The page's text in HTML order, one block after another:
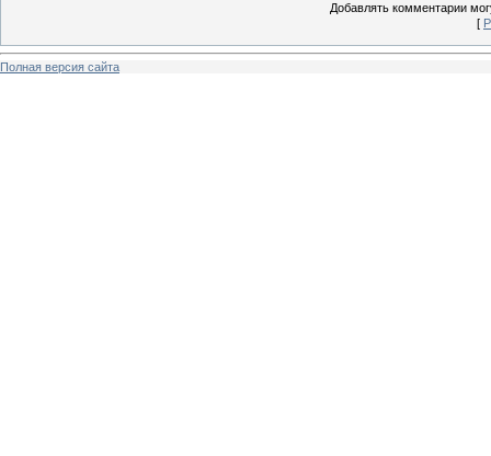
Добавлять комментарии
[
Полная версия сайта